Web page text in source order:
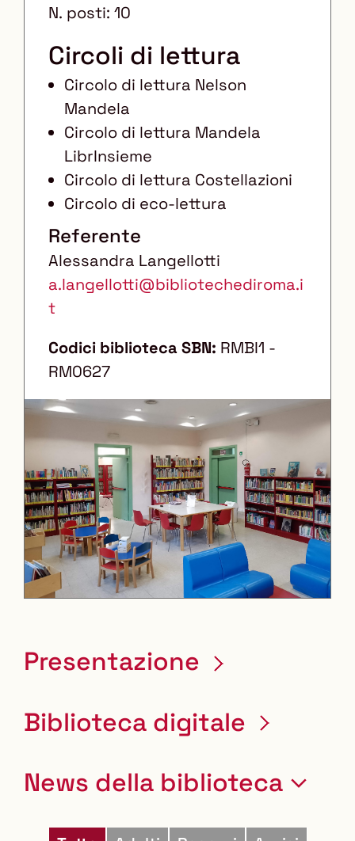
Leaflet| ©OpenStreetMap contributors
N. posti: 10
Circoli di lettura
Circolo di lettura Nelson
Mandela
Circolo di lettura Mandela
LibrInsieme
Circolo di lettura Costellazioni
Circolo di eco-lettura
Referente
Alessandra Langellotti
a.langellotti@bibliotechediroma.i
t
Codici biblioteca SBN: RMBI1 -
RM0627
Presentazione
Biblioteca digitale
News della biblioteca